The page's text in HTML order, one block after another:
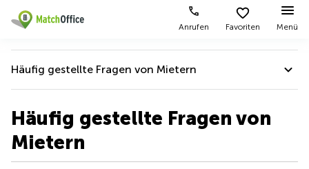
Anrufen Favoriten Menü
Produktseiten
Büro
Beliebte
mieten
Beliebte
Tuchlauben
7A
Hilfe
Über uns
Büro vermieten
Häufig gestellte Fragen von Mietern
Hilfe
Häufig gestellte Fragen von Mietern
Häufig gestellte Fragen von
Mietern